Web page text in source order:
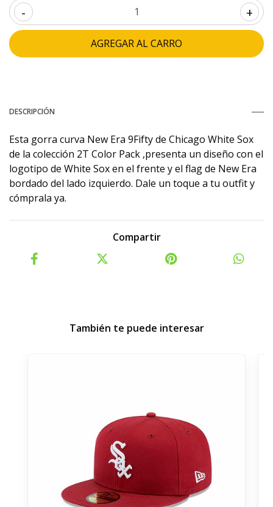
- +
DESCRIPCIÓN
Esta gorra curva New Era 9Fifty de Chicago White Sox
de la colección 2T Color Pack ,presenta un diseño con el
logotipo de White Sox en el frente y el flag de New Era
bordado del lado izquierdo. Dale un toque a tu outfit y
cómprala ya.
Compartir
También te puede interesar